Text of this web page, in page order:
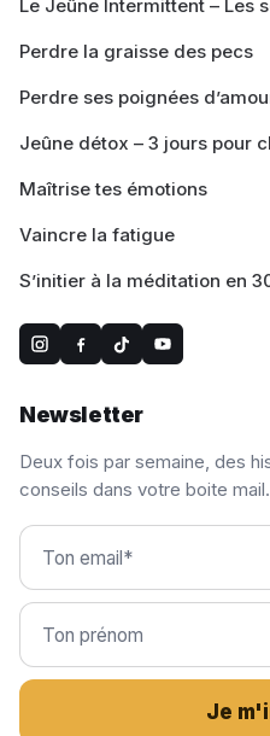
Le Jeûne Intermittent – Les
Perdre la graisse des pecs
Perdre ses poignées
Jeûne détox – 3 jours pour
Maîtrise tes émotions
Vaincre la fatigue
S’initier à la méditation en
Newsletter
Deux fois par semaine, des
conseils dans votre boite mail.
Je